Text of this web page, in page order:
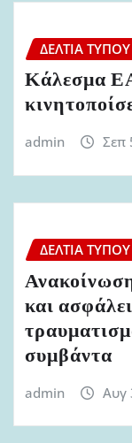
ΔΕΛΤΊΑ
Κάλεσμα
admin Σεπ
ΔΕΛΤΊΑ
και
συμβάντα
admin Αυγ